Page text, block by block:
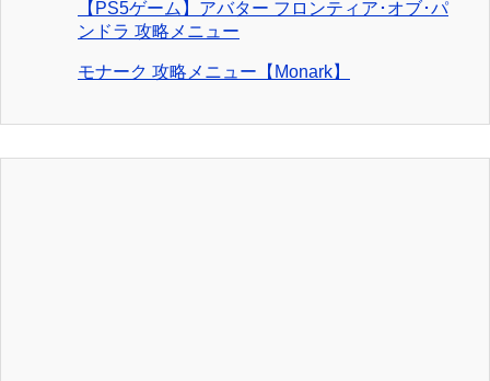
【PS5ゲーム】アバター フロンティア･オブ･パ
ンドラ 攻略メニュー
モナーク 攻略メニュー【Monark】